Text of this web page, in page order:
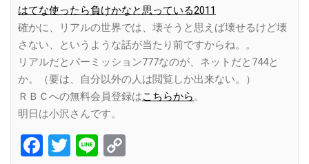
はてな使ったら負けかなと思っている2011
確かに、リアルの世界では、壊そうと思えば壊せるけど壊
さない、というような話が当たり前ですからね。。
リアルだとパーミッション777なのが、ネットだと744と
か。（要は、自分以外の人は閲覧しか出来ない。）
ＲＢＣへの無料会員登録はこちらから。
明日は小沢さんです。
Facebook
Twitter
Line